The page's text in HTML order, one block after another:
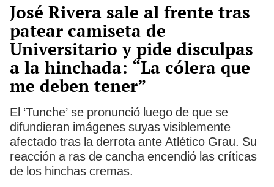
José Rivera sale al frente tras
patear camiseta de
Universitario y pide disculpas
a la hinchada: “La cólera que
me deben tener”
El ‘Tunche’ se pronunció luego de que se
difundieran imágenes suyas visiblemente
afectado tras la derrota ante Atlético Grau. Su
reacción a ras de cancha encendió las críticas
de los hinchas cremas.